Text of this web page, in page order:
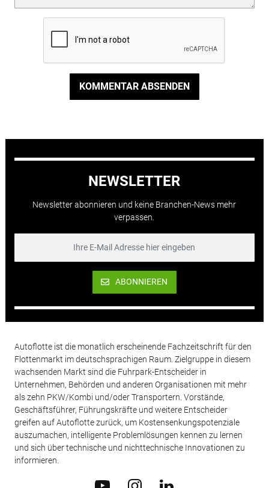
KOMMENTAR ABSENDEN
NEWSLETTER
Newsletter abonnieren und keine Branchen-News mehr
verpassen.
ABONNIEREN
Autoflotte ist die monatlich erscheinende Fachzeitschrift für den
Flottenmarkt im deutschsprachigen Raum. Zielgruppe in diesem
wachsenden Markt sind die Fuhrpark-Entscheider in
Unternehmen, Behörden und anderen Organisationen mit mehr
als zehn PKW/Kombi und/oder Transportern. Vorstände,
Geschäftsführer, Führungskräfte und weitere Entscheider
greifen auf Autoflotte zurück, um Kostensenkungspotenziale
auszumachen, intelligente Problemlösungen kennen zu lernen
und sich über technische und nichttechnische Innovationen zu
informieren.